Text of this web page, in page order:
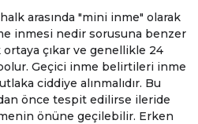
arasında "mini inme" olarak
inmesi nedir sorusuna benzer
çıkar ve genellikle 24
Geçici inme belirtileri inme
ciddiye alınmalıdır. Bu
önce tespit edilirse ileride
önüne geçilebilir. Erken